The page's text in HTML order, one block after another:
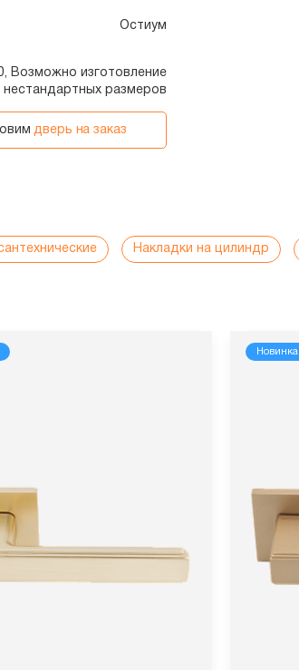
Остиум
Возможно изготовление
нестандартных размеров
дверь на заказ
Накладки на цилиндр
Новинка